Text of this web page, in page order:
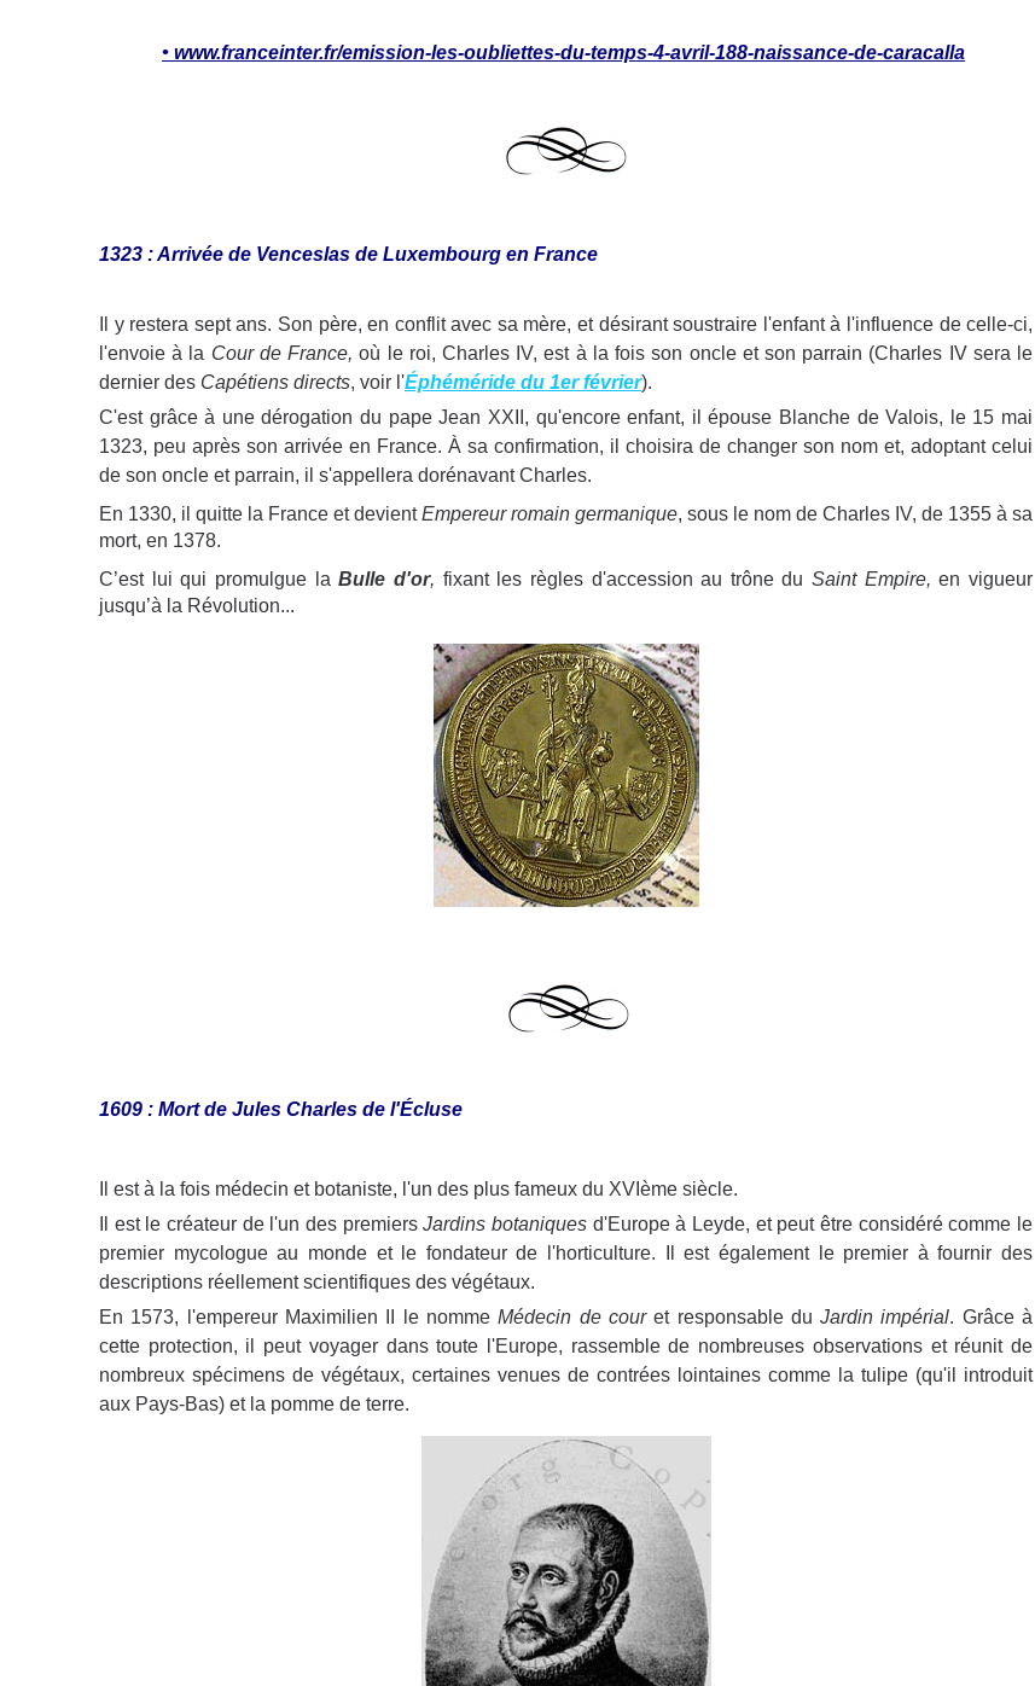
• www.franceinter.fr/emission-les-oubliettes-du-temps-4-avril-188-naissance-de-caracalla
1323 : Arrivée de Venceslas de Luxembourg en France
Il y restera sept ans. Son père, en conflit avec sa mère, et désirant soustraire l'enfant à l'influence de celle-ci,
l'envoie à la Cour de France, où le roi, Charles IV, est à la fois son oncle et son parrain (Charles IV sera le
dernier des Capétiens directs, voir l'Éphéméride du 1er février).
C'est grâce à une dérogation du pape Jean XXII, qu'encore enfant, il épouse Blanche de Valois, le 15 mai
1323, peu après son arrivée en France. À sa confirmation, il choisira de changer son nom et, adoptant celui
de son oncle et parrain, il s'appellera dorénavant Charles.
En 1330, il quitte la France et devientEmpereur romain germanique, sous le nom de Charles IV, de 1355 à sa
mort, en 1378.
C’est lui qui promulgue laBulle d'or, fixant les règles d'accession au trône duSaint Empire, en vigueur
jusqu’à la Révolution...
1609 : Mort de Jules Charles de l'Écluse
Il est à la fois médecin et botaniste, l'un des plus fameux du XVIème siècle.
Il est le créateur de l'un des premiersJardins botaniques d'Europe à Leyde, et peut être considéré comme le
premier mycologue au monde et le fondateur de l'horticulture. Il est également le premier à fournir des
descriptions réellement scientifiques des végétaux.
En 1573, l'empereur Maximilien II le nommeMédecin de couret responsable duJardin impérial. Grâce à
cette protection, il peut voyager dans toute l'Europe, rassemble de nombreuses observations et réunit de
nombreux spécimens de végétaux, certaines venues de contrées lointaines comme la tulipe (qu'il introduit
aux Pays-Bas) et la pomme de terre.